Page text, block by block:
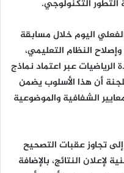
التكنولوجي.
اليوم خلال مسابقة
وإصلاح النظام التعليمي،
عبر اعتماد نماذج
أن هذا الأسلوب يضمن
الشفافية والموضوعية
تجاوز عقبات التصحيح
لإعلان النتائج، بالإضافة